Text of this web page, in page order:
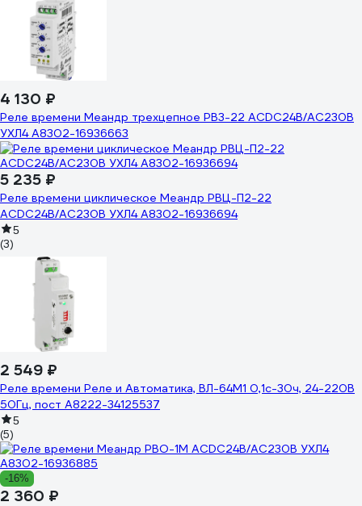
4 130 ₽
Реле времени Меандр трехцепное РВ3-22 ACDC24B/AC230B
УХЛ4 A8302-16936663
5 235 ₽
Реле времени циклическое Меандр РВЦ-П2-22
ACDC24B/AC230B УХЛ4 A8302-16936694
5
(3)
2 549 ₽
Реле времени Реле и Автоматика, ВЛ-64М1 0,1с-30ч, 24-220В
50Гц, пост A8222-34125537
5
(5)
-16%
2 360 ₽